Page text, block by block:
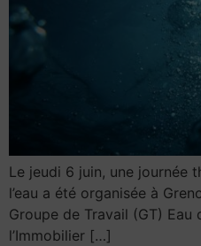
Le jeudi 6 juin, une journée
l’eau a été organisée à
Groupe de Travail (GT) Eau
l’Immobilier […]